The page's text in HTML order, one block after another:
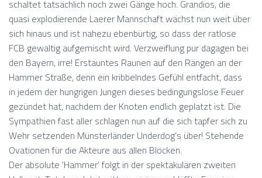
schaltet tatsächlich noch zwei Gänge hoch. Grandios, die
quasi explodierende Laerer Mannschaft wächst nun weit über
sich hinaus und ist nahezu ebenbürtig, so dass der ratlose
FCB gewaltig aufgemischt wird. Verzweiflung pur dagagen bei
den Bayern, irre! Erstauntes Raunen auf den Rängen an der
Hammer Straße, denn ein kribbelndes Gefühl entfacht, dass
in jedem der hungrigen Jungen dieses bedingungslose Feuer
gezündet hat, nachdem der Knoten endlich geplatzt ist. Die
Sympathien fast aller schlagen nun auf die sich tapfer sich zu
Wehr setzenden Münsterländer Underdog's über! Stehende
Ovationen für die Akteure aus allen Blöcken.
Der absolute 'Hammer' folgt in der spektakulären zweiten